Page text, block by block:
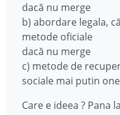
dacă nu merge
b) abordare legala,
metode oficiale
dacă nu merge
c) metode de
sociale mai putin
Care e ideea ? Pana